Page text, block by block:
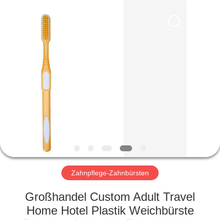
PRODUKTE
VIDEOS
ÜBER
UNS
FABRIK-
AUSFLUG
Zahnpflege-Zahnbürsten
Großhandel Custom Adult Travel
Home Hotel Plastik Weichbürste